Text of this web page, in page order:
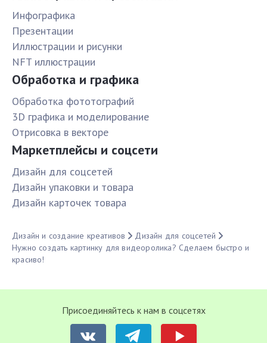
Инфографика
Презентации
Иллюстрации и рисунки
NFT иллюстрации
Обработка и графика
Обработка фототографий
3D графика и моделирование
Отрисовка в векторе
Маркетплейсы и соцсети
Дизайн для соцсетей
Дизайн упаковки и товара
Дизайн карточек товара
Дизайн и создание креативов
Дизайн для соцсетей
Нужно создать картинку для видеоролика? Сделаем быстро и
красиво!
Присоединяйтесь к нам в соцсетях